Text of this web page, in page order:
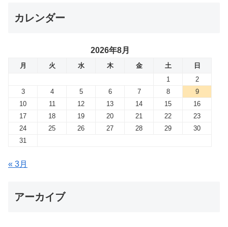
カレンダー
2026年8月
月 火 水 木 金 土
日
1
2
3
4 5 6 7 8
9
10
11 12 13 14 15
16
17
18 19 20 21 22
23
24
25 26 27 28 29
30
31
« 3月
アーカイブ